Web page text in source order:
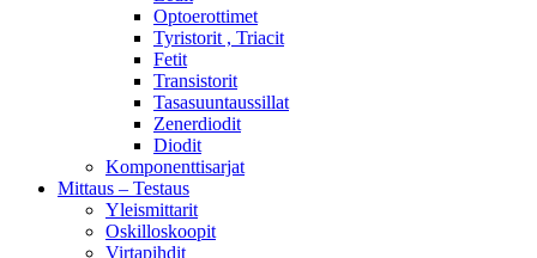
Optoerottimet
Tyristorit , Triacit
Fetit
Transistorit
Tasasuuntaussillat
Zenerdiodit
Diodit
Komponenttisarjat
Mittaus – Testaus
Yleismittarit
Oskilloskoopit
Virtapihdit